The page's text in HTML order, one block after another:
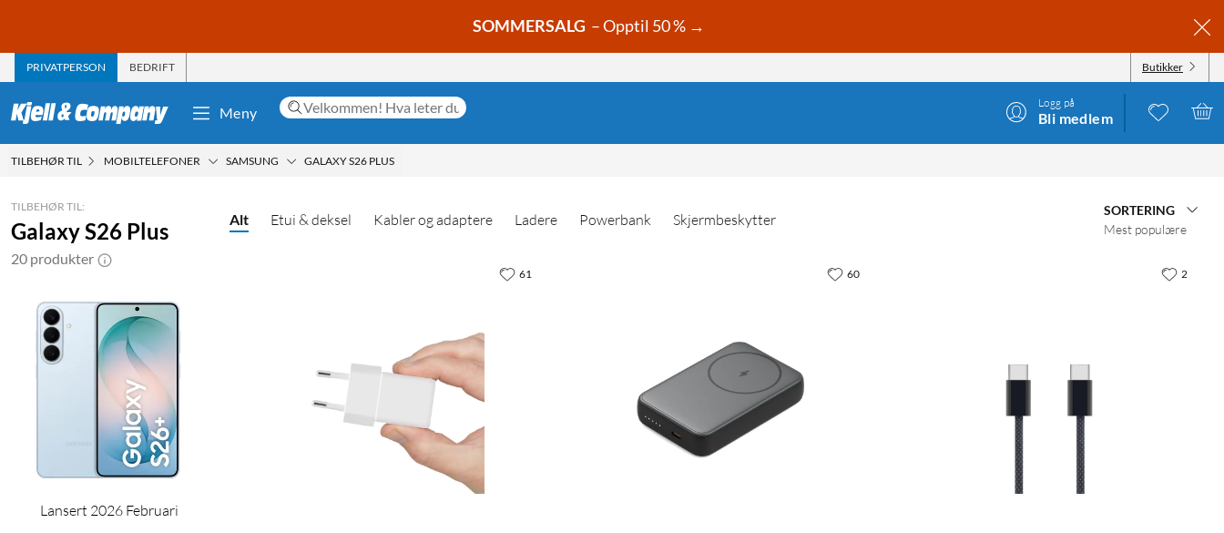
SOMMERSALG – Opptil 50 % →
PRIVATPERSON BEDRIFT Butikker
Meny
Logg på
Bli medlem
TILBEHØR TIL MOBILTELEFONER SAMSUNG GALAXY S26 PLUS
TILBEHØR TIL:
Galaxy S26 Plus
20 produkter
Lansert 2026 Februari
Alt Etui & deksel Kabler og adaptere Ladere Powerbank Skjermbeskytter
SORTERING
Mest populære
61 60 2